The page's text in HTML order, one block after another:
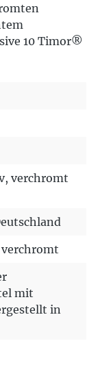
10 Timor®
, verchromt
verchromt
mit
in